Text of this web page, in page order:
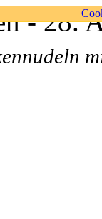
- 28.